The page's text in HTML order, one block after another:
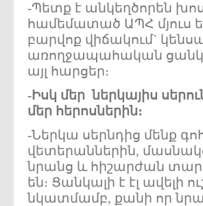
-Պետք է անկեղծորեն
համեմատած ԱՊՀ մյուս
բարվոք վիճակում`
առողջապահական
այլ հարցեր։
-Իսկ մեր ներկայիս
մեր հերոսներին։
-Ներկա սերնդից մենք
վետերաններին,
նրանց և հիշարժան
են։ Ցանկալի է էլ ավելի
նկատմամբ, քանի որ